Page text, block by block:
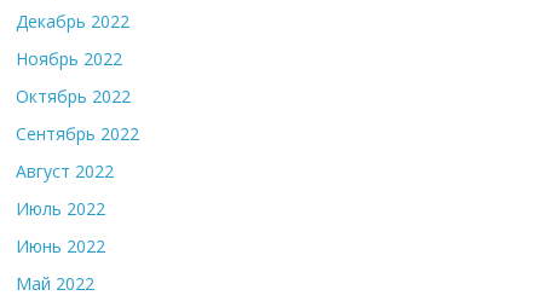
Декабрь 2022
Ноябрь 2022
Октябрь 2022
Сентябрь 2022
Август 2022
Июль 2022
Июнь 2022
Май 2022